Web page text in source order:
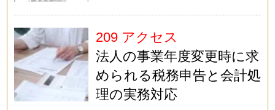
209 アクセス
法人の事業年度変更時に求
められる税務申告と会計処
理の実務対応